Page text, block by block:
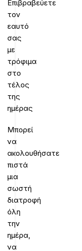
Επιβραβεύετε
τον
εαυτό
σας
με
τρόφιμα
στο
τέλος
της
ημέρας
Μπορεί
να
ακολουθήσατε
πιστά
μια
σωστή
διατροφή
όλη
την
ημέρα,
να